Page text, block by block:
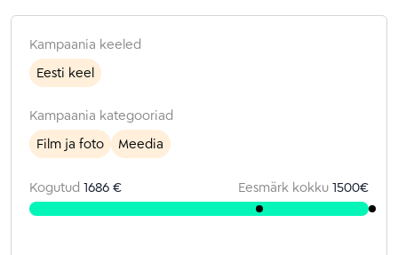
(2026).
Kampaania keeled
Eesti keel
Kampaania kategooriad
Film ja foto
Meedia
Kogutud 1686 € Eesmärk kokku 1500€